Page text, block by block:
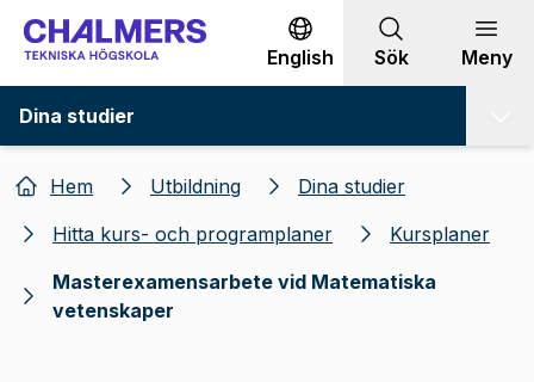
Gå till innehållet
English Sök Meny
Dina studier
Hem Utbildning
Dina studier
Hitta kurs- och programplaner
Kursplaner
Masterexamensarbete vid Matematiska
vetenskaper